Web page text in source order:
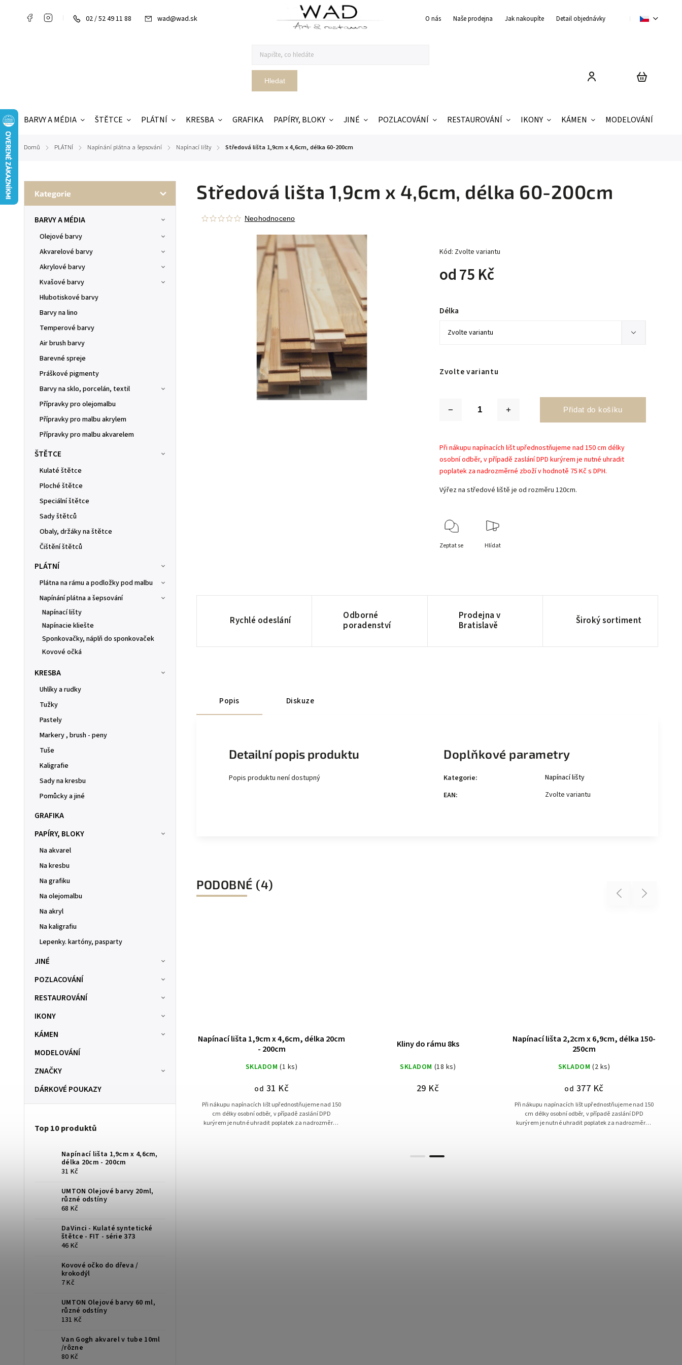
02 / 52 49 11 88 wad@wad.sk O nás Naše prodejna Jak nakoupíte Detail objednávky Obchodní podmínky
Hledat
BARVY A MÉDIA ŠTĚTCE PLÁTNÍ KRESBA GRAFIKA PAPÍRY, BLOKY JINÉ POZLACOVÁNÍ RESTAUROVÁNÍ IKONY KÁMEN MODELOVÁNÍ
Domů / PLÁTNÍ / Napínání plátna a šepsování / Napínací lišty / Středová lišta 1,9cm x 4,6cm, délka 60-200cm
Kategorie
BARVY A MÉDIA
Olejové barvy
Akvarelové barvy
Akrylové barvy
Kvašové barvy
Hlubotiskové barvy
Barvy na lino
Temperové barvy
Air brush barvy
Barevné spreje
Práškové pigmenty
Barvy na sklo, porcelán, textil
Přípravky pro olejomalbu
Přípravky pro malbu akrylem
Přípravky pro malbu akvarelem
ŠTĚTCE
Kulaté štětce
Ploché štětce
Speciální štětce
Sady štětců
Obaly, držáky na štětce
Čištění štětců
PLÁTNÍ
Plátna na rámu a podložky pod malbu
Napínání plátna a šepsování
Napínací lišty
Napínacie kliešte
Sponkovačky, náplň do sponkovaček
Kovové očká
KRESBA
Uhlíky a rudky
Tužky
Pastely
Markery , brush - peny
Tuše
Kaligrafie
Sady na kresbu
Pomůcky a jiné
GRAFIKA
PAPÍRY, BLOKY
Na akvarel
Na kresbu
Na grafiku
Na olejomalbu
Na akryl
Na kaligrafiu
Lepenky. kartóny, pasparty
JINÉ
POZLACOVÁNÍ
RESTAUROVÁNÍ
IKONY
KÁMEN
MODELOVÁNÍ
ZNAČKY
DÁRKOVÉ POUKAZY
Top 10 produktů
Napínací lišta 1,9cm x 4,6cm,
délka 20cm - 200cm
31 Kč
UMTON Olejové barvy 20ml,
různé odstíny
68 Kč
DaVinci - Kulaté syntetické
štětce - FIT - série 373
46 Kč
Kovové očko do dřeva /
krokodýl
7 Kč
UMTON Olejové barvy 60 ml,
různé odstíny
131 Kč
Van Gogh akvarel v tube 10ml
/rôzne
80 Kč
Středová lišta 1,9cm x 4,6cm, délka 60-200cm
Neohodnoceno
Kód: Zvolte variantu
od75 Kč
Zvolte variantu
Délka
Přidat do košíku
Při nákupu napínacích lišt upřednostňujeme nad 150 cm délky
osobní odběr, v případě zaslání DPD kurýrem je nutné uhradit
poplatek za nadrozměrné zboží v hodnotě 75 Kč s DPH.
Výřez na středové liště je od rozměru 120cm.
Zeptat se Hlídat
Rychlé odeslání
Odborné
poradenství
Prodejna v
Bratislavě
Široký sortiment
Popis Diskuze
Detailní popis produktu
Popis produktu není dostupný
Doplňkové parametry
Kategorie:
Napínací lišty
EAN: Zvolte variantu
PODOBNÉ (4)
Previous
Středová lišta 2,2cm x 6,9cm, délka 150-
od
Při nákupu napínacích lišt upřednostňujeme nad 150
kurýrem je nutné uhradit poplatek za nadrozměrné
zboží v hodnotě 75 Kč s DPH.
Napínací lišta 1,9cm x 4,6cm, délka 20cm
- 200cm
SKLADOM (1 ks)
od 31 Kč
Při nákupu napínacích lišt upřednostňujeme nad 150
cm délky osobní odběr, v případě zaslání DPD
kurýrem je nutné uhradit poplatek za nadrozměrné
Kliny do rámu 8ks
SKLADOM (18 ks)
29 Kč
Napínací lišta 2,2cm x 6,9cm, délka 150-
250cm
SKLADOM (2 ks)
od 377 Kč
Při nákupu napínacích lišt upřednostňujeme nad 150
cm délky osobní odběr, v případě zaslání DPD
kurýrem je nutné uhradit poplatek za nadrozměrné
Next